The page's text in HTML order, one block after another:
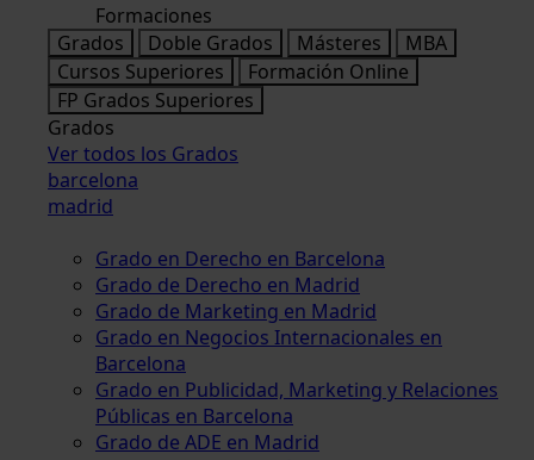
Formaciones
Grados
Doble Grados Másteres
MBA
Cursos Superiores
Formación Online
FP Grados Superiores
Grados
Ver todos los Grados
barcelona
madrid
Grado en Derecho en Barcelona
Grado de Derecho en Madrid
Grado de Marketing en Madrid
Grado en Negocios Internacionales en
Barcelona
Grado en Publicidad, Marketing y Relaciones
Públicas en Barcelona
Grado de ADE en Madrid